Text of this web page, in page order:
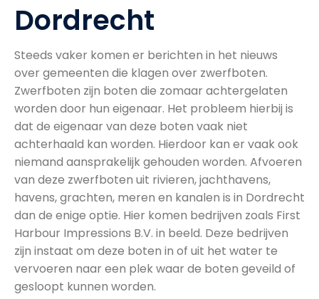
Dordrecht
Steeds vaker komen er berichten in het nieuws
over gemeenten die klagen over zwerfboten.
Zwerfboten zijn boten die zomaar achtergelaten
worden door hun eigenaar. Het probleem hierbij is
dat de eigenaar van deze boten vaak niet
achterhaald kan worden. Hierdoor kan er vaak ook
niemand aansprakelijk gehouden worden. Afvoeren
van deze zwerfboten uit rivieren, jachthavens,
havens, grachten, meren en kanalen is in Dordrecht
dan de enige optie. Hier komen bedrijven zoals First
Harbour Impressions B.V. in beeld. Deze bedrijven
zijn instaat om deze boten in of uit het water te
vervoeren naar een plek waar de boten geveild of
gesloopt kunnen worden.